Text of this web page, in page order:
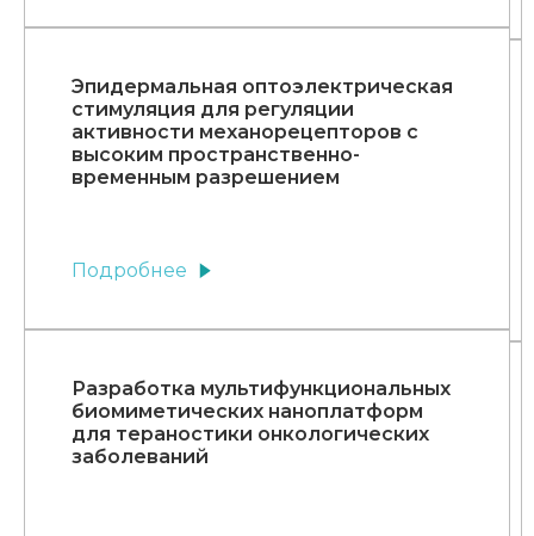
Эпидермальная оптоэлектрическая
стимуляция для регуляции
активности механорецепторов с
высоким пространственно-
временным разрешением
Подробнее
Разработка мультифункциональных
биомиметических наноплатформ
для тераностики онкологических
заболеваний